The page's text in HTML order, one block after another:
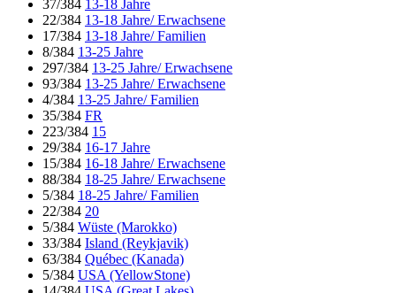
37/384 13-18 Jahre
22/384 13-18 Jahre/ Erwachsene
17/384 13-18 Jahre/ Familien
8/384 13-25 Jahre
297/384 13-25 Jahre/ Erwachsene
93/384 13-25 Jahre/ Erwachsene
4/384 13-25 Jahre/ Familien
35/384 FR
223/384 15
29/384 16-17 Jahre
15/384 16-18 Jahre/ Erwachsene
88/384 18-25 Jahre/ Erwachsene
5/384 18-25 Jahre/ Familien
22/384 20
5/384 Wüste (Marokko)
33/384 Island (Reykjavik)
63/384 Québec (Kanada)
5/384 USA (YellowStone)